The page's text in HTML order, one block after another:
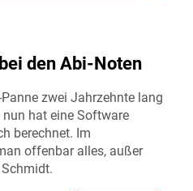
den Abi-Noten
zwei Jahrzehnte lang
hat eine Software
berechnet. Im
offenbar alles, außer